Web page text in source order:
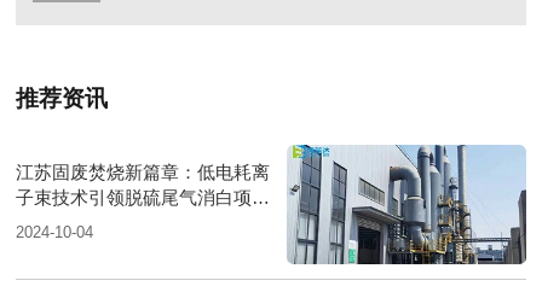
推荐资讯
江苏固废焚烧新篇章：低电耗离
子束技术引领脱硫尾气消白项目
圆满落成
2024-10-04